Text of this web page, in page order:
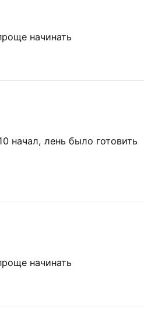
начинать
начал, лень было готовить
начинать